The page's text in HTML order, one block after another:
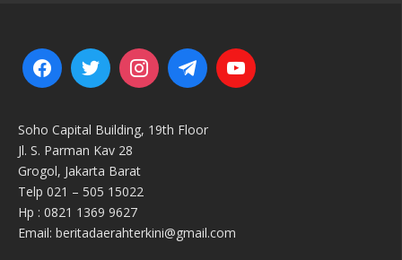
Soho Capital Building, 19th Floor
Jl. S. Parman Kav 28
Grogol, Jakarta Barat
Telp 021 – 505 15022
Hp : 0821 1369 9627
Email: beritadaerahterkini@gmail.com